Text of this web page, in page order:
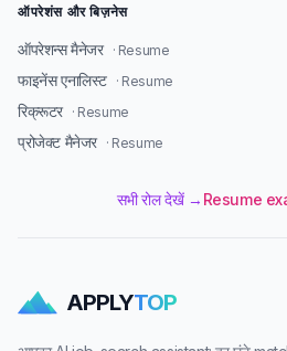
ऑपरेशंस और बिज़नेस
ऑपरेशन्स मैनेजर · Resume
फाइनेंस एनालिस्ट · Resume
रिक्रूटर · Resume
प्रोजेक्ट मैनेजर · Resume
सभी रोल देखें → Resume
APPLYTOP